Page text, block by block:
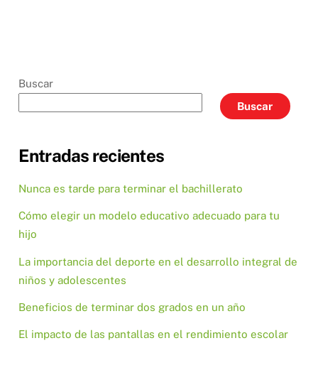
Buscar
Buscar
Entradas recientes
Nunca es tarde para terminar el bachillerato
Cómo elegir un modelo educativo adecuado para tu
hijo
La importancia del deporte en el desarrollo integral de
niños y adolescentes
Beneficios de terminar dos grados en un año
El impacto de las pantallas en el rendimiento escolar